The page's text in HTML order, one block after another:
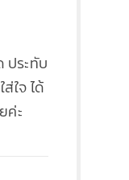
ประทับ
ใจ ได้
ค่ะ